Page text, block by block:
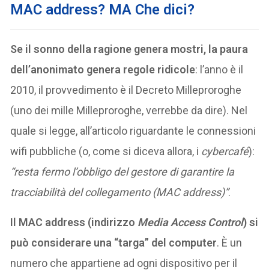
MAC address? MA Che dici?
Se il sonno della ragione genera mostri, la paura
dell’anonimato genera regole ridicole: l’anno è il
2010, il provvedimento è il Decreto Milleproroghe
(uno dei mille Milleproroghe, verrebbe da dire). Nel
quale si legge, all’articolo riguardante le connessioni
wifi pubbliche (o, come si diceva allora, i cybercafé):
“resta fermo l’obbligo del gestore di garantire la
tracciabilità del collegamento (MAC address)”.
Il MAC address (indirizzo Media Access Control) si
può considerare una “targa” del computer. È un
numero che appartiene ad ogni dispositivo per il